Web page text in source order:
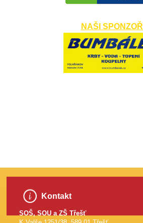
NAŠI SPONZOŘI
Kontakt
SOŠ, SOU a ZŠ Třešť